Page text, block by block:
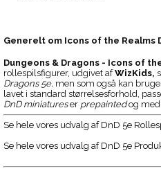
Generelt om Icons of the Realms
Dungeons & Dragons - Icons of
rollespilsfigurer, udgivet afWizKids,
Dragons 5e, men som også kan
lavet i standard størrelsesforhold,
DnD miniatureser prepaintedog med
Se hele vores udvalg af DnD 5e
Se hele vores udvalg af DnD 5e